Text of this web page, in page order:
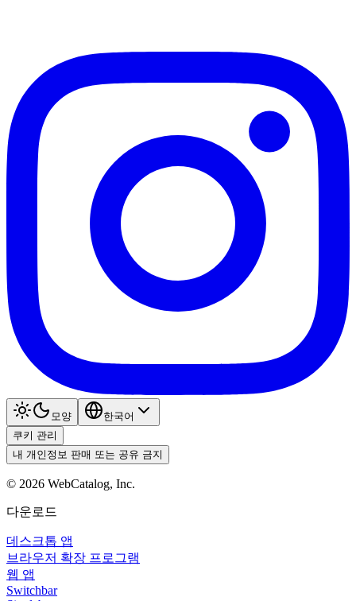
모양
한국어
쿠키 관리
내 개인정보 판매 또는 공유 금지
© 2026 WebCatalog, Inc.
다운로드
데스크톱 앱
브라우저 확장 프로그램
웹 앱
Switchbar